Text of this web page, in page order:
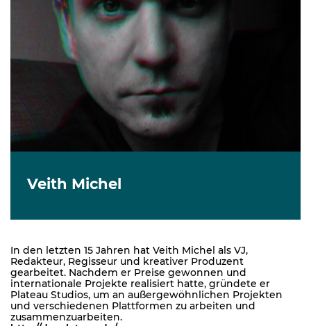
Veith Michel
In den letzten 15 Jahren hat Veith Michel als VJ,
Redakteur, Regisseur und kreativer Produzent
gearbeitet. Nachdem er Preise gewonnen und
internationale Projekte realisiert hatte, gründete er
Plateau Studios, um an außergewöhnlichen Projekten
und verschiedenen Plattformen zu arbeiten und
zusammenzuarbeiten.